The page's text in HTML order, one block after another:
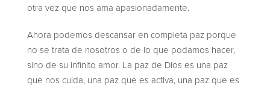
otra vez que nos ama apasionadamente.
Ahora podemos descansar en completa paz porque
no se trata de nosotros o de lo que podamos hacer,
sino de su infinito amor. La paz de Dios es una paz
que nos cuida, una paz que es activa, una paz que es